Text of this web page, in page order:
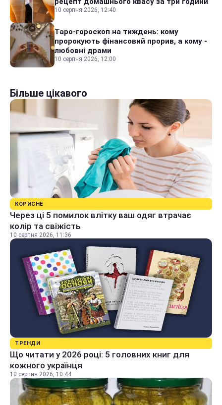
10 серпня 2026, 12:40
Таро-гороскоп на тиждень: кому
пророкують фінансовий прорив, а кому -
любовні драми
10 серпня 2026, 12:00
Більше цікавого
КОРИСНЕ
Через ці 5 помилок влітку ваш одяг втрачає
колір та свіжість
10 серпня 2026, 11:36
ТРЕНДИ
Що читати у 2026 році: 5 головних книг для
кожного українця
10 серпня 2026, 10:44